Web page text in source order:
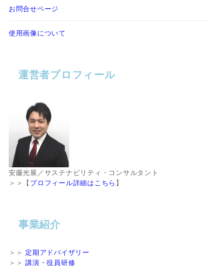
お問合せページ
使用画像について
運営者プロフィール
安藤光展／サステナビリティ・コンサルタント
＞＞【 プロフィール詳細はこちら 】
事業紹介
＞＞ 定期アドバイザリー
＞＞講演・役員研修